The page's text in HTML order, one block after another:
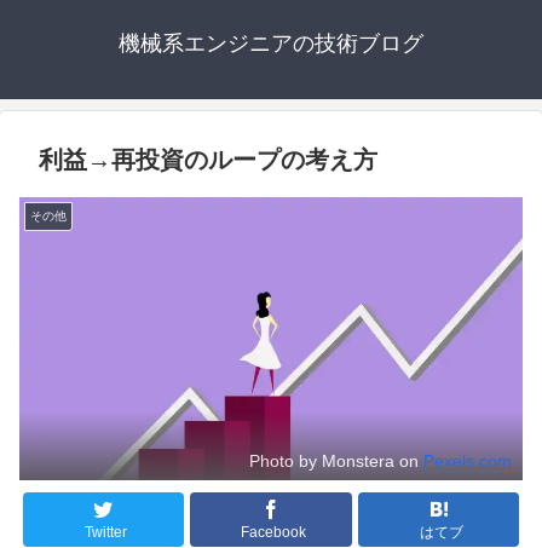
機械系エンジニアの技術ブログ
利益→再投資のループの考え方
その他
Photo by Monstera on Pexels.com
Twitter Facebook はてブ